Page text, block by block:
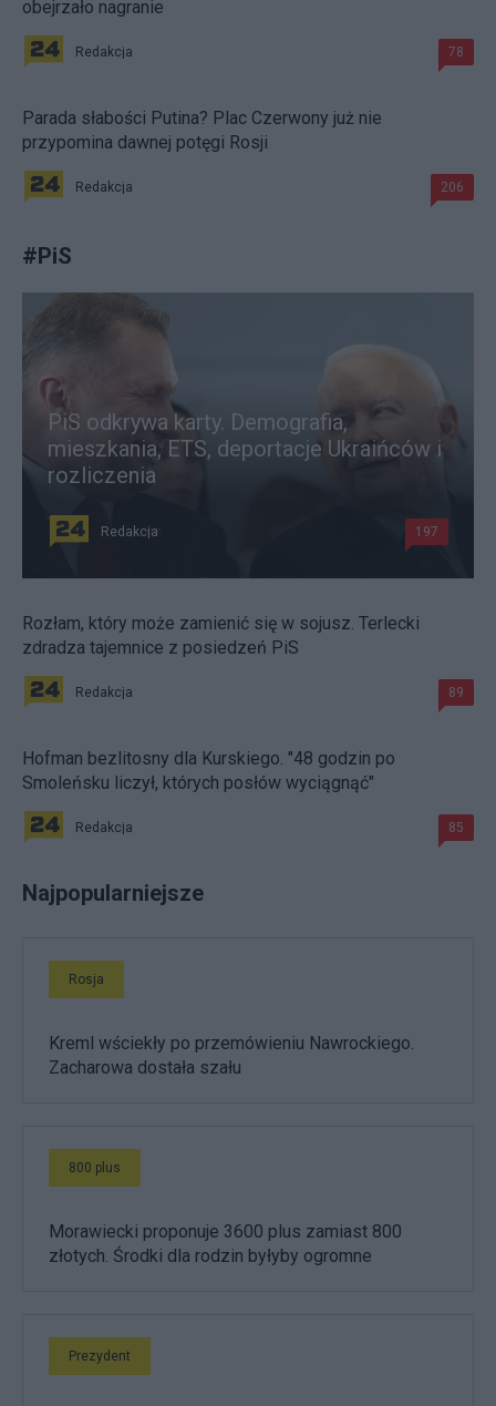
obejrzało nagranie
Redakcja 78
Parada słabości Putina? Plac Czerwony już nie
przypomina dawnej potęgi Rosji
Redakcja 206
#PiS
PiS odkrywa karty. Demografia,
mieszkania, ETS, deportacje Ukraińców i
rozliczenia
Redakcja 197
Rozłam, który może zamienić się w sojusz. Terlecki
zdradza tajemnice z posiedzeń PiS
Redakcja 89
Hofman bezlitosny dla Kurskiego. "48 godzin po
Smoleńsku liczył, których posłów wyciągnąć"
Redakcja 85
Najpopularniejsze
Rosja
Kreml wściekły po przemówieniu Nawrockiego.
Zacharowa dostała szału
800 plus
Morawiecki proponuje 3600 plus zamiast 800
złotych. Środki dla rodzin byłyby ogromne
Prezydent